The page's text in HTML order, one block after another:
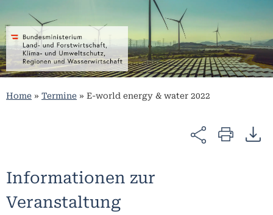
Home » Termine » E-world energy & water 2022
Informationen zur
Veranstaltung